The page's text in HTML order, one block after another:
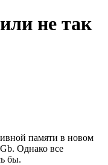
не так
памяти в новом
Однако все
бы.